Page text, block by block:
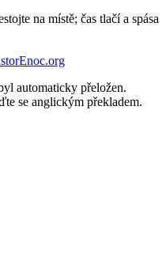
na místě; čas tlačí a spása
automaticky přeložen.
se anglickým překladem.